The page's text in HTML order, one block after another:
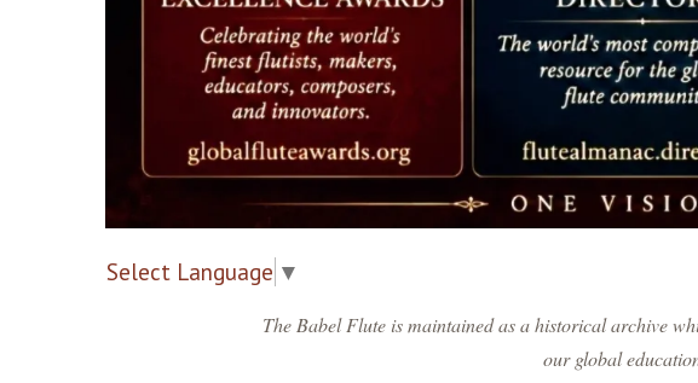
Select Language ▼
The Babel Flute is maintained as a historical archive
our global